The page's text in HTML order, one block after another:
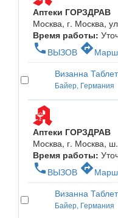
Аптеки ГОРЗДРАВ
Москва, г. Москва,
Время работы:
phone ВЫЗОВ directions
Визанна
Байер, Германия
Аптеки ГОРЗДРАВ
Москва, г. Москва,
Время работы:
phone ВЫЗОВ directions
Визанна
Байер, Германия